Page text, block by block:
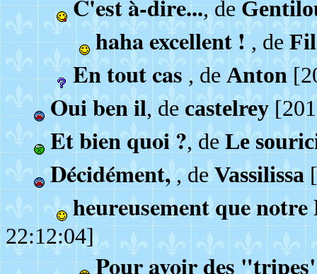
C'est à-dire..., de
haha excellent !, de
En tout cas, de Anton
Oui ben il, decastelrey
Et bien quoi ?, deLe
Décidément,, deVassilissa
heureusement que
22:12:04]
Pour avoir des